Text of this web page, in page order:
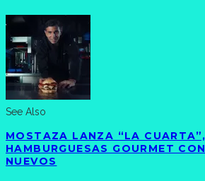
See Also
MOSTAZA LANZA “LA
HAMBURGUESAS GOURMET
NUEVOS